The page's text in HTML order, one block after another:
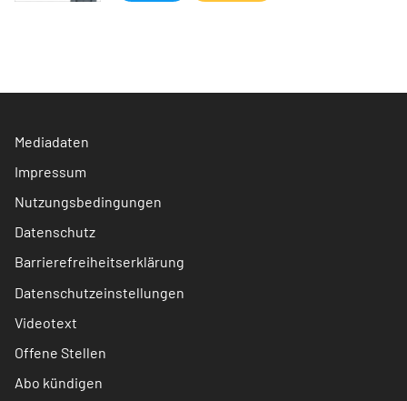
Mediadaten
Impressum
Nutzungsbedingungen
Datenschutz
Barrierefreiheitserklärung
Datenschutzeinstellungen
Videotext
Offene Stellen
Abo kündigen